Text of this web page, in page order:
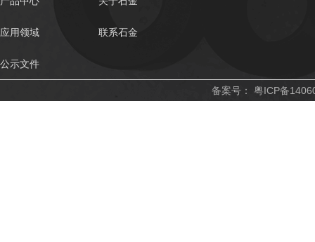
应用领域 联系石金
公示文件
备案号： 粤ICP备